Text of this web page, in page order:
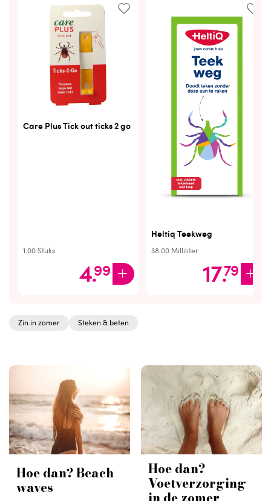
Care Plus Tick out ticks 2 go
1.00 Stuks
4.99
Heltiq Teekweg
38.00 Milliliter
17.79
Zin in zomer Steken & beten
Hoe dan? Beach
waves
Hoe dan?
Voetverzorging